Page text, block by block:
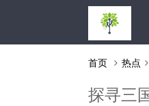
首页 热点
探寻三